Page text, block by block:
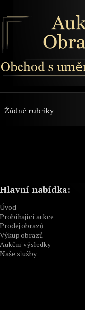
Žádné rubriky
Hlavní nabídka:
Úvod
Probíhající aukce
Prodej obrazů
Výkup obrazů
Aukční výsledky
Naše služby